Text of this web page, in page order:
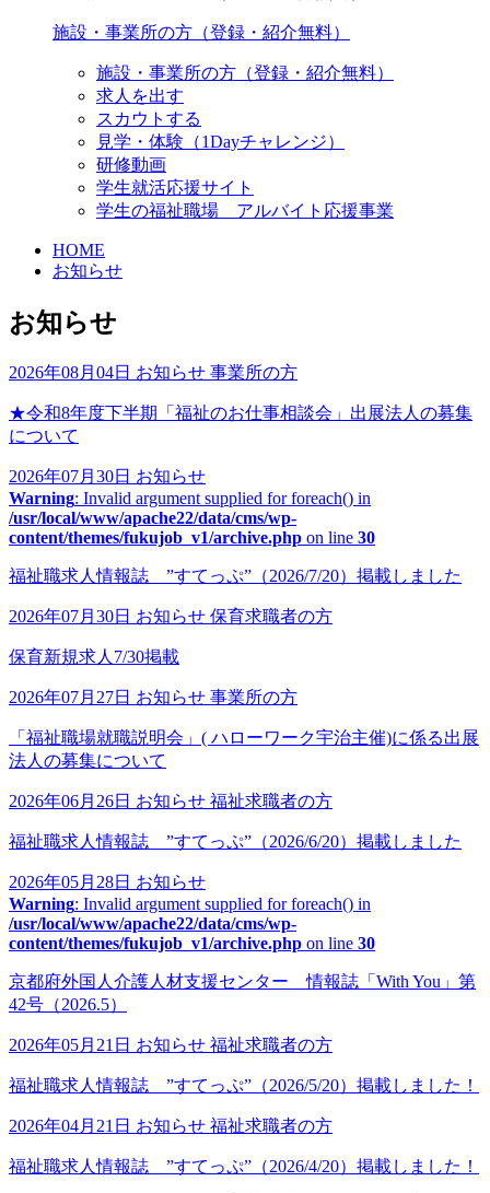
施設・事業所の方（登録・紹介無料）
施設・事業所の方（登録・紹介無料）
求人を出す
スカウトする
見学・体験（1Dayチャレンジ）
研修動画
学生就活応援サイト
学生の福祉職場 アルバイト応援事業
HOME
お知らせ
お知らせ
2026年08月04日 お知らせ 事業所の方
★令和8年度下半期「福祉のお仕事相談会」出展法人の募集
について
2026年07月30日 お知らせ
Warning: Invalid argument supplied for foreach() in
/usr/local/www/apache22/data/cms/wp-
content/themes/fukujob_v1/archive.php on line 30
福祉職求人情報誌 ”すてっぷ”（2026/7/20）掲載しました
2026年07月30日 お知らせ 保育求職者の方
保育新規求人7/30掲載
2026年07月27日 お知らせ 事業所の方
「福祉職場就職説明会」( ハローワーク宇治主催)に係る出展
法人の募集について
2026年06月26日 お知らせ 福祉求職者の方
福祉職求人情報誌 ”すてっぷ”（2026/6/20）掲載しました
2026年05月28日 お知らせ
Warning: Invalid argument supplied for foreach() in
/usr/local/www/apache22/data/cms/wp-
content/themes/fukujob_v1/archive.php on line 30
京都府外国人介護人材支援センター 情報誌「With You」第
42号（2026.5）
2026年05月21日 お知らせ 福祉求職者の方
福祉職求人情報誌 ”すてっぷ”（2026/5/20）掲載しました！
2026年04月21日 お知らせ 福祉求職者の方
福祉職求人情報誌 ”すてっぷ”（2026/4/20）掲載しました！